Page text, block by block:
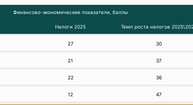
Финансово-экономические показатели, баллы
Налоги 2025 Темп роста налогов
27 30
21 37
22 36
12 47